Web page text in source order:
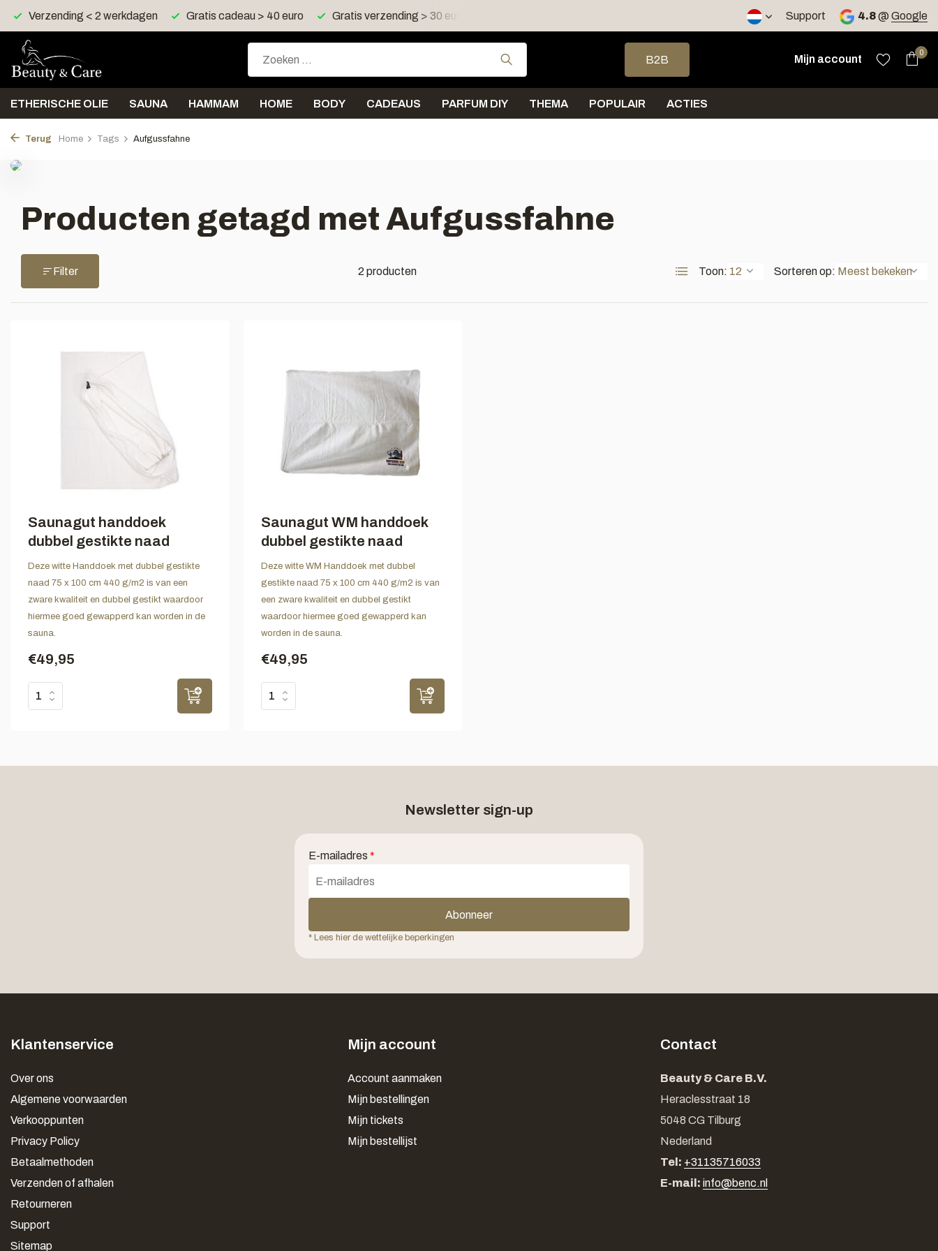
Verzending < 2 werkdagen Gratis cadeau > 40 euro Gratis verzending > 30 euro in NL en BE Support 4.8@ Google
Gebruik de pijltjes op en neer om een beschikbaar resultaat te selecteren. Druk
B2B
Mijn account
0
ETHERISCHE OLIE SAUNA HAMMAM HOME BODY CADEAUS PARFUM DIY THEMA POPULAIR ACTIES
Terug Home Tags Aufgussfahne
Producten getagd met Aufgussfahne
Filter 2 producten Toon: Sorteren op:
Saunagut handdoek
dubbel gestikte naad
Deze witte Handdoek met dubbel gestikte
naad 75 x 100 cm 440 g/m2 is van een
zware kwaliteit en dubbel gestikt waardoor
hiermee goed gewapperd kan worden in de
sauna.
€49,95
Saunagut WM handdoek
dubbel gestikte naad
Deze witte WM Handdoek met dubbel
gestikte naad 75 x 100 cm 440 g/m2 is van
een zware kwaliteit en dubbel gestikt
waardoor hiermee goed gewapperd kan
worden in de sauna.
€49,95
Newsletter sign-up
E-mailadres *
Abonneer
* Lees hier de wettelijke beperkingen
Klantenservice
Over ons
Algemene voorwaarden
Verkooppunten
Privacy Policy
Betaalmethoden
Verzenden of afhalen
Retourneren
Support
Sitemap
Mijn account
Account aanmaken
Mijn bestellingen
Mijn tickets
Mijn bestellijst
Contact
Beauty & Care B.V.
Heraclesstraat 18
5048 CG Tilburg
Nederland
Tel: +31135716033
E-mail: info@benc.nl